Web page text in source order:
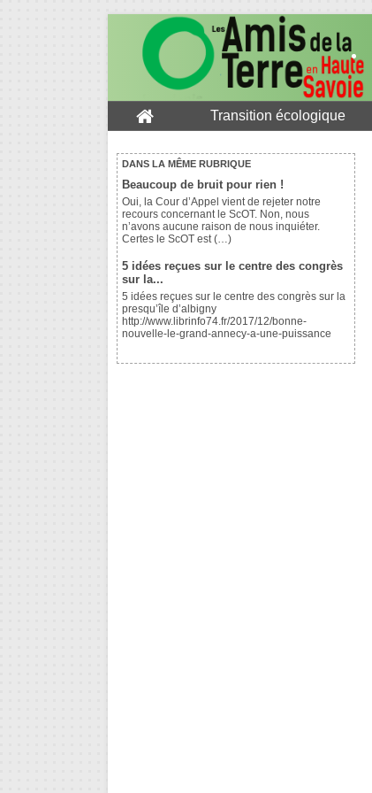
Transition écologique
DANS LA MÊME RUBRIQUE
Beaucoup de bruit pour rien !
Oui, la Cour d’Appel vient de rejeter notre
recours concernant le ScOT. Non, nous
n’avons aucune raison de nous inquiéter.
Certes le ScOT est (…)
5 idées reçues sur le centre des congrès
sur la...
5 idées reçues sur le centre des congrès sur la
presqu’île d’albigny
http://www.librinfo74.fr/2017/12/bonne-
nouvelle-le-grand-annecy-a-une-puissance